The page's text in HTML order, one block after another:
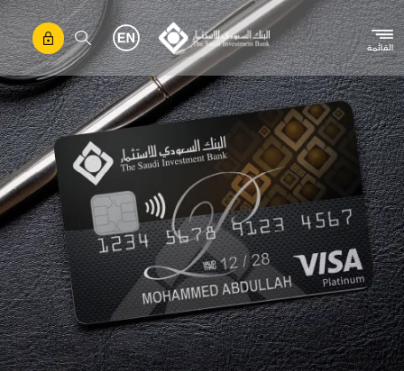
تجاوز إلى المحتوى الرئيسي
القائمة